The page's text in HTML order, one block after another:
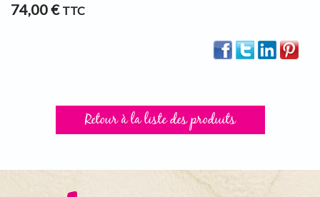
74,00 € TTC
Retour à la liste des produits